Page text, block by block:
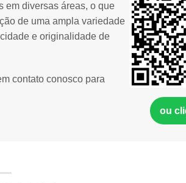
em diversas áreas, o que
de uma ampla variedade
e originalidade de
contato conosco para
ou